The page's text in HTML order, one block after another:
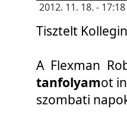
2012. 11. 18. -
Tisztelt
A Flexman
tanfolyamot
szombati